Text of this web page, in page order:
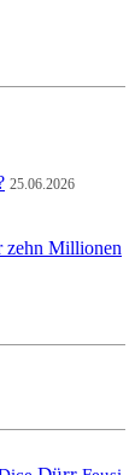
25.06.2026
zehn Millionen